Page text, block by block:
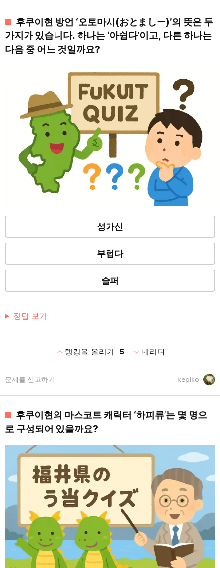
후쿠이현 방언 ‘오토마시(おとましー)’의 뜻은 두
가지가 있습니다. 하나는 ‘아쉽다’이고, 다른 하나는
다음 중 어느 것일까요?
성가신
부럽다
슬퍼
정답 보기
expand_less랭킹을 올리기 5 expand_more내리다
kepiko
문제를 신고하기
후쿠이현의 마스코트 캐릭터 ‘하피류’는 몇 명으
로 구성되어 있을까요?